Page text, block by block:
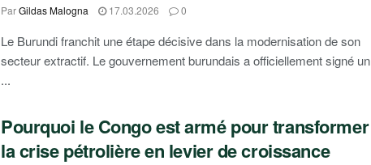
ParGildas Malogna 17.03.2026 0
Le Burundi franchit une étape décisive dans la modernisation de son
secteur extractif. Le gouvernement burundais a officiellement signé un
...
Pourquoi le Congo est armé pour transformer
la crise pétrolière en levier de croissance